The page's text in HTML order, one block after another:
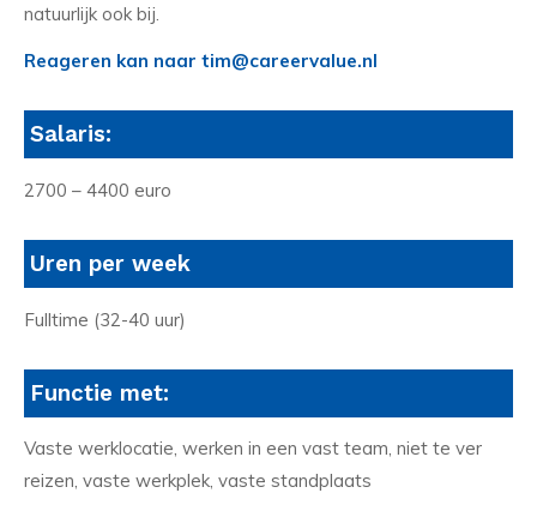
natuurlijk ook bij.
Reageren kan naar tim@careervalue.nl
Salaris:
2700 – 4400 euro
Uren per week
Fulltime (32-40 uur)
Functie met:
Vaste werklocatie, werken in een vast team, niet te ver
reizen, vaste werkplek, vaste standplaats